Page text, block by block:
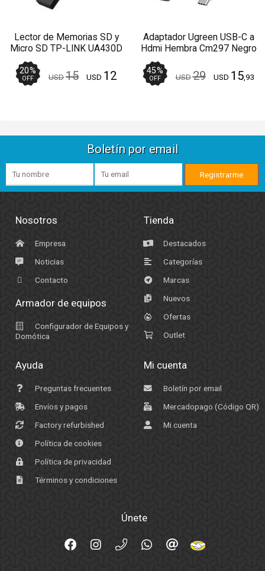
Lector de Memorias SD y
Micro SD TP-LINK UA430D
20%
OFF USD15 USD 12
Adaptador Ugreen USB-C a
Hdmi Hembra Cm297 Negro
45%
OFF USD29 USD 15,93
Boletín por email
Nosotros
Empresa
Noticias
Contacto
Armador de equipos
Configurador de Equipos y
Domótica
Tienda
Destacados
Categorías
Marcas
Nuevos
Ofertas
Outlet
Ayuda
Preguntas frecuentes
Envíos y pagos
Factory refurbished
Política de cookies
Política de privacidad
Términos y condiciones
Mi cuenta
Boletín por email
Mercadopago (Código QR)
Mi cuenta
Únete